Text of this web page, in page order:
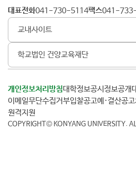
대
학
대표전화 041-730-5114 팩스 041-
교내사이트
학교법인 건양교육재단
개인정보처리방침 대학정보공시 정보공개
이메일무단수집거부
입찰공고 예·결산공고
원격지원
COPYRIGHT© KONYANG UNIVERSITY.